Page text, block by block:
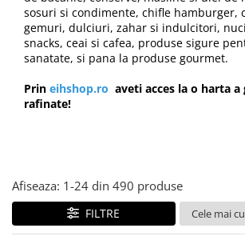
Condimente turcesti
Ghimbir murat la borcan
Supa miso
sosuri si condimente, chifle hamburger,
gemuri, dulciuri, zahar si indulcitori,
snacks, ceai si cafea, produse sigure
sanatate, si pana la produse gourmet.
Prin eihshop.ro aveti acces la o harta
rafinate!
Afiseaza: 1-24 din 490 produse
FILTRE